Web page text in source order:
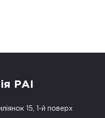
РАІ
15, 1-й поверх